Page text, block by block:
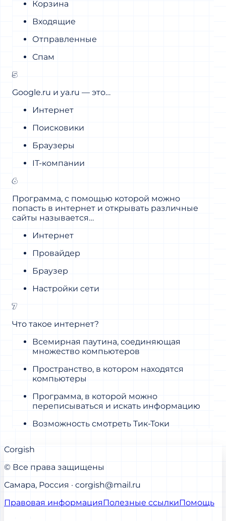
Корзина
Входящие
Отправленные
Спам
5
Google.ru и ya.ru — это…
Интернет
Поисковики
Браузеры
IT-компании
6
Программа, с помощью которой можно
попасть в интернет и открывать различные
сайты называется…
Интернет
Провайдер
Браузер
Настройки сети
7
Что такое интернет?
Всемирная паутина, соединяющая
множество компьютеров
Пространство, в котором находятся
компьютеры
Программа, в которой можно
переписываться и искать информацию
Возможность смотреть Тик-Токи
Corgish
© Все права защищены
Самара, Россия · corgish@mail.ru
Правовая информацияПолезные ссылкиПомощь